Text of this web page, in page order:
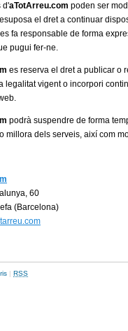
d'aTotArreu.com poden ser
el dret a continuar
fa responsable de forma
pugui fer-ne.
es reserva el dret a publicar o
legalitat vigent o incorpori
podrà suspendre de forma
millora dels serveis, així com
60
(Barcelona)
| RSS